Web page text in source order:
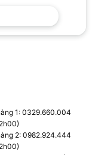
1: 0329.660.004
2: 0982.924.444